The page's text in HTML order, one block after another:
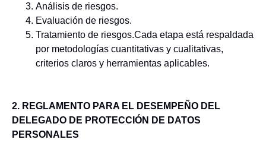
Análisis de riesgos.
Evaluación de riesgos.
Tratamiento de riesgos.Cada etapa está respaldada
por metodologías cuantitativas y cualitativas,
criterios claros y herramientas aplicables.
2. REGLAMENTO PARA EL DESEMPEÑO DEL
DELEGADO DE PROTECCIÓN DE DATOS
PERSONALES